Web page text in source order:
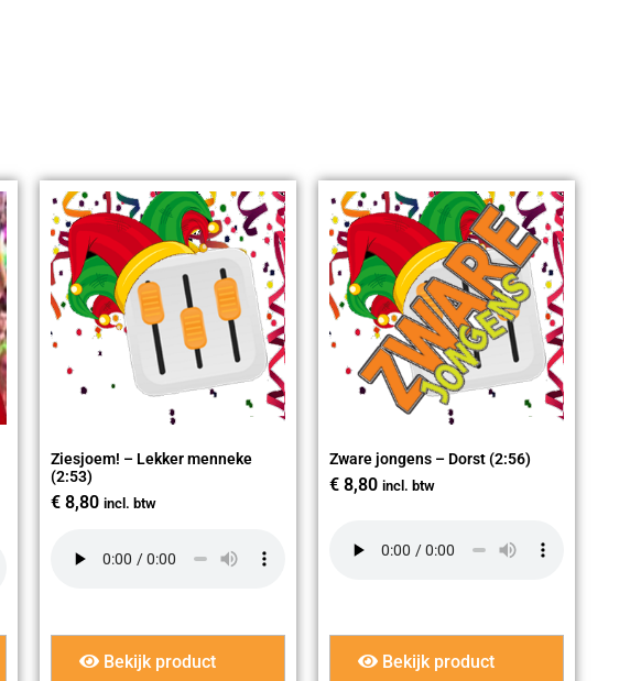
Ziesjoem! – Lekker menneke
(2:53)
€ 8,80 incl. btw
Bekijk product
Zware jongens – Dorst (2:56)
€ 8,80 incl. btw
Bekijk product